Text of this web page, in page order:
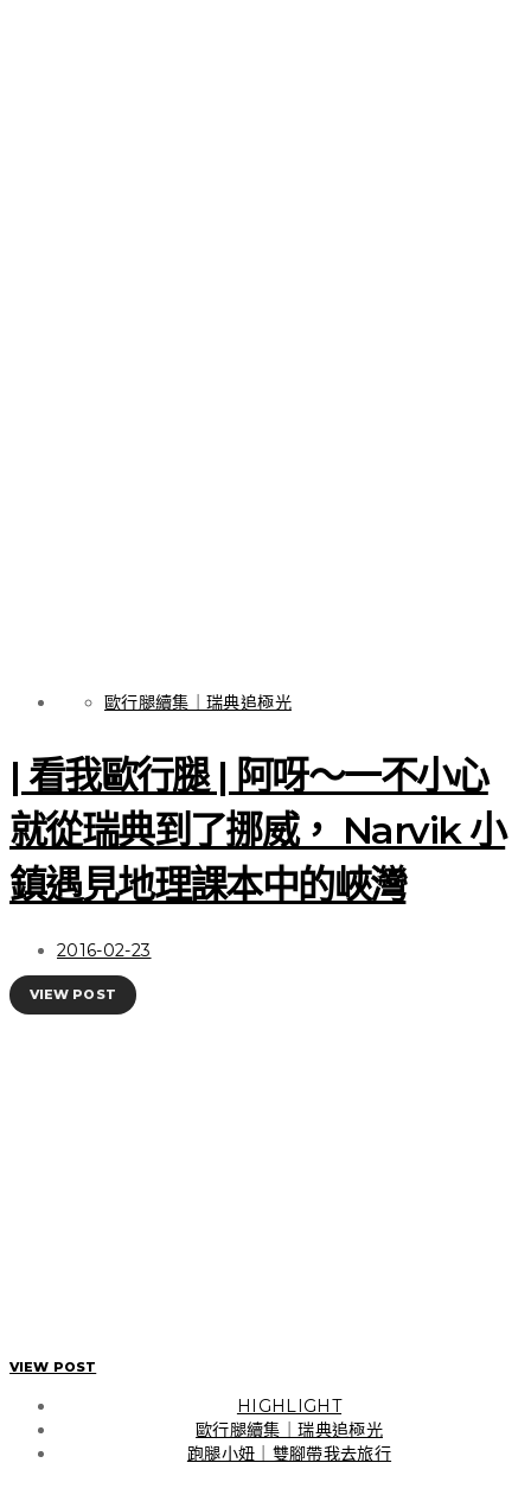
歐行腿續集｜瑞典追極光
| 看我歐行腿 | 阿呀～一不小心
就從瑞典到了挪威， Narvik 小
鎮遇見地理課本中的峽灣
2016-02-23
VIEW POST
VIEW POST
HIGHLIGHT
歐行腿續集｜瑞典追極光
跑腿小妞｜雙腳帶我去旅行